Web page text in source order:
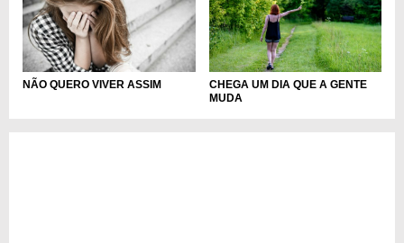
NÃO QUERO VIVER ASSIM
CHEGA UM DIA QUE A GENTE
MUDA